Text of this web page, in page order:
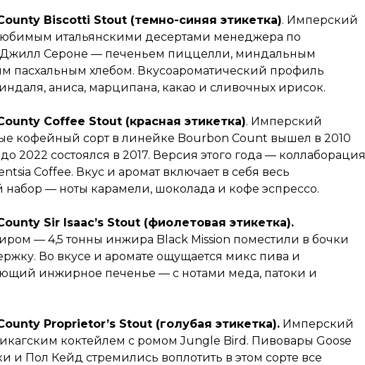
Biscotti Stout (темно-синяя этикетка). Имперский
итальянскими десертами менеджера по
Джилл Сероне — печеньем пиццелли, миндальным
пасхальным хлебом. Вкусоароматический профиль
аниса, марципана, какао и сливочных ирисок.
Coffee Stout (красная этикетка). Имперский
кофейный сорт в линейке Bourbon Count вышел в 2010
2022 состоялся в 2017. Версия этого года — коллаборация
Coffee. Вкус и аромат включает в себя весь
— ноты карамели, шоколада и кофе эспрессо.
Sir Isaac’s Stout (фиолетовая этикетка).
— 4,5 тонны инжира Black Mission поместили в бочки
Во вкусе и аромате ощущается микс пива и
инжирное печенье — с нотами меда, патоки и
Proprietor’s Stout (голубая этикетка). Имперский
коктейлем с ромом Jungle Bird. Пивовары Goose
и Пол Кейд стремились воплотить в этом сорте все